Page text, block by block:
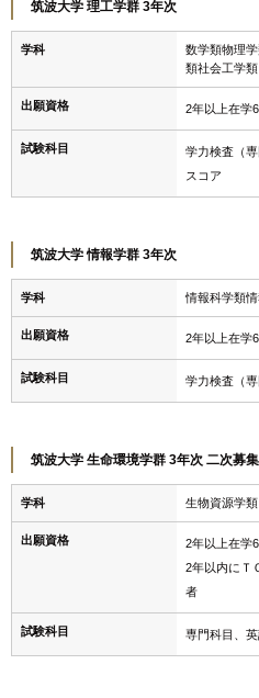
筑波大学 理工学群 3年次
学科
数学類物理
類社会工学類
出願資格 2年以上在学
試験科目
学力検査（
スコア
筑波大学 情報学群 3年次
学科 情報科学類
出願資格 2年以上在学
試験科目 学力検査（
筑波大学 生命環境学群 3年次 二次募集
学科 生物資源学類
出願資格
2年以上在学
2年以内にＴ
者
試験科目 専門科目、